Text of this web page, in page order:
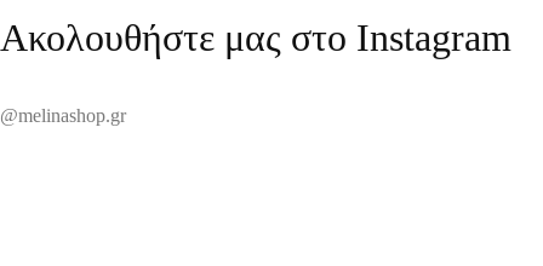
Ακολουθήστε μας στο Instagram
@melinashop.gr